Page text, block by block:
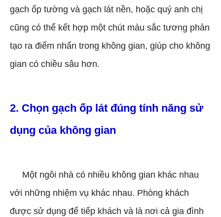
gạch ốp tường và gạch lát nền, hoặc quý anh chị
cũng có thể kết hợp một chút màu sắc tương phản
tạo ra điểm nhấn trong không gian, giúp cho không
gian có chiều sâu hơn.
2. Chọn gạch ốp lát đúng tính năng sử
dụng của không gian
Một ngôi nhà có nhiều không gian khác nhau
với những nhiệm vụ khác nhau. Phòng khách
được sử dụng để tiếp khách và là nơi cả gia đình